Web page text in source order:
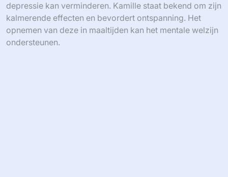
depressie kan verminderen. Kamille staat bekend om zijn
kalmerende effecten en bevordert ontspanning. Het
opnemen van deze in maaltijden kan het mentale welzijn
ondersteunen.